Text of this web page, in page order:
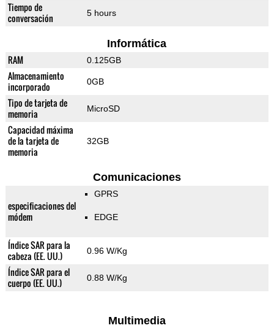
Tiempo de
conversación
5 hours
Informática
RAM 0.125GB
Almacenamiento
incorporado
0GB
Tipo de tarjeta de
memoria
MicroSD
Capacidad máxima
de la tarjeta de
memoria
32GB
Comunicaciones
especificaciones del
módem
GPRS
EDGE
Índice SAR para la
cabeza (EE. UU.)
0.96 W/Kg
Índice SAR para el
cuerpo (EE. UU.)
0.88 W/Kg
Multimedia